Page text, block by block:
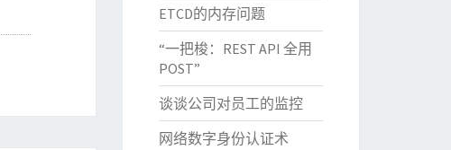
ETCD的内存问题
“一把梭：REST API 全用
POST”
谈谈公司对员工的监控
网络数字身份认证术